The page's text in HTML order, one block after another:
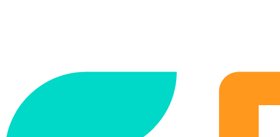
frontpage